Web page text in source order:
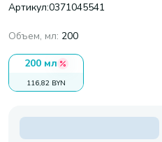
Артикул:0371045541
Объем, мл: 200
200 мл
116,82 BYN